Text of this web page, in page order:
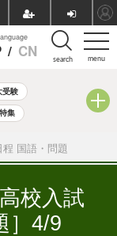
menu
/ CN search
受験
集
）
程 国語・問題
校入試
］4/9